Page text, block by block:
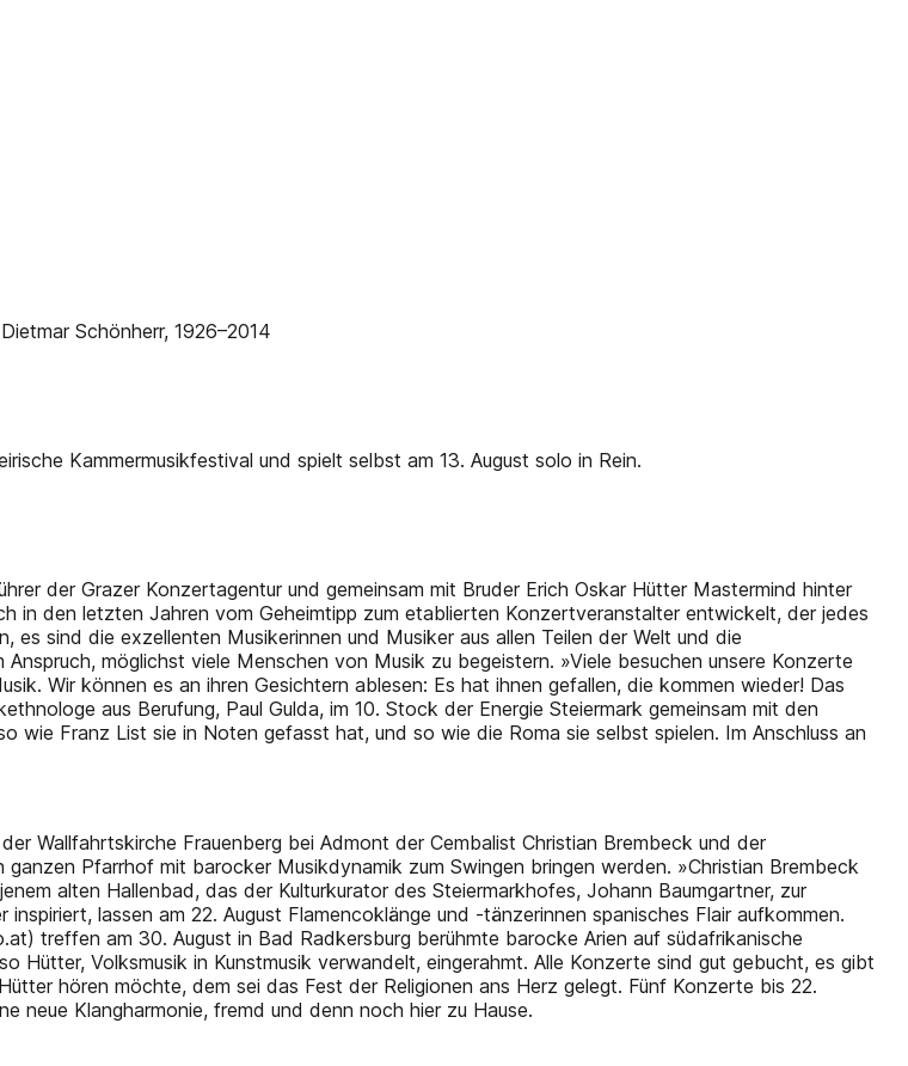
Schönherr, 1926–2014
Kammermusikfestival und spielt selbst am 13. August solo in Rein.
der Grazer Konzertagentur und gemeinsam mit Bruder Erich Oskar Hütter Mastermind hinter
in den letzten Jahren vom Geheimtipp zum etablierten Konzertveranstalter entwickelt, der jedes
sind die exzellenten Musikerinnen und Musiker aus allen Teilen der Welt und die
möglichst viele Menschen von Musik zu begeistern. »Viele besuchen unsere Konzerte
Wir können es an ihren Gesichtern ablesen: Es hat ihnen gefallen, die kommen wieder! Das
aus Berufung, Paul Gulda, im 10. Stock der Energie Steiermark gemeinsam mit den
wie Franz List sie in Noten gefasst hat, und so wie die Roma sie selbst spielen. Im Anschluss an
Wallfahrtskirche Frauenberg bei Admont der Cembalist Christian Brembeck und der
Pfarrhof mit barocker Musikdynamik zum Swingen bringen werden. »Christian Brembeck
alten Hallenbad, das der Kulturkurator des Steiermarkhofes, Johann Baumgartner, zur
lassen am 22. August Flamencoklänge und -tänzerinnen spanisches Flair aufkommen.
treffen am 30. August in Bad Radkersburg berühmte barocke Arien auf südafrikanische
Volksmusik in Kunstmusik verwandelt, eingerahmt. Alle Konzerte sind gut gebucht, es gibt
hören möchte, dem sei das Fest der Religionen ans Herz gelegt. Fünf Konzerte bis 22.
neue Klangharmonie, fremd und denn noch hier zu Hause.